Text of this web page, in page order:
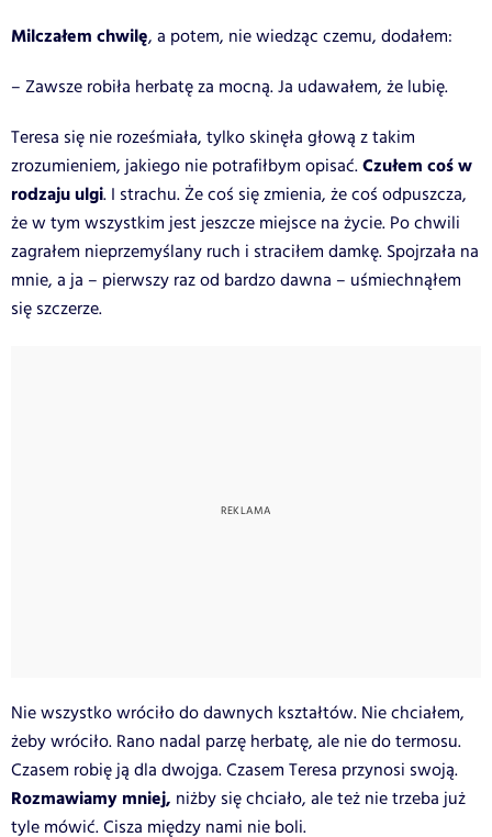
Milczałem chwilę, a potem, nie wiedząc czemu, dodałem:
– Zawsze robiła herbatę za mocną. Ja udawałem, że lubię.
Teresa się nie roześmiała, tylko skinęła głową z takim
zrozumieniem, jakiego nie potrafiłbym opisać.Czułem coś w
rodzaju ulgi. I strachu. Że coś się zmienia, że coś odpuszcza,
że w tym wszystkim jest jeszcze miejsce na życie. Po chwili
zagrałem nieprzemyślany ruch i straciłem damkę. Spojrzała na
mnie, a ja – pierwszy raz od bardzo dawna – uśmiechnąłem
się szczerze.
Nie wszystko wróciło do dawnych kształtów. Nie chciałem,
żeby wróciło. Rano nadal parzę herbatę, ale nie do termosu.
Czasem robię ją dla dwojga. Czasem Teresa przynosi swoją.
Rozmawiamy mniej, niżby się chciało, ale też nie trzeba już
tyle mówić. Cisza między nami nie boli.